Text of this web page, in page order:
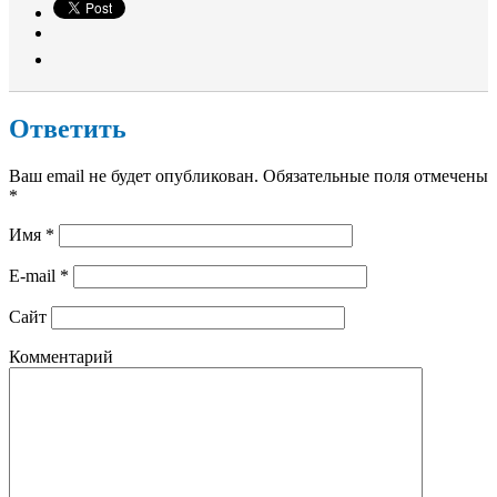
Ответить
Ваш email не будет опубликован. Обязательные поля отмечены
*
Имя *
E-mail *
Сайт
Комментарий